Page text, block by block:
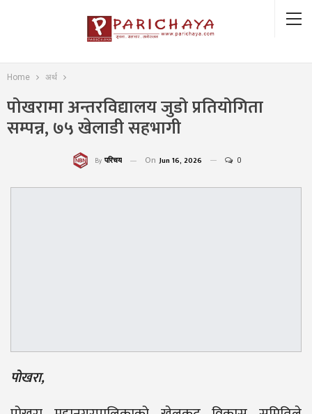
Home अर्थ
पोखरामा अन्तरविद्यालय जुडो प्रतियोगिता
सम्पन्न, ७५ खेलाडी सहभागी
By परिचय On Jun 16, 2026 0
पोखरा,